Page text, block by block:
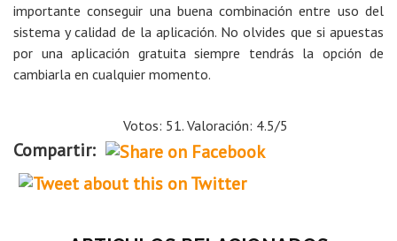
importante conseguir una buena combinación entre uso del
sistema y calidad de la aplicación. No olvides que si apuestas
por una aplicación gratuita siempre tendrás la opción de
cambiarla en cualquier momento.
Votos: 51. Valoración: 4.5/5
Compartir: